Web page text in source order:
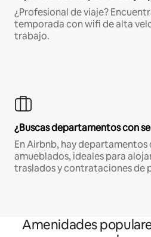
¿Profesional de viaje?
temporada con wifi de alta
trabajo.
¿Buscas departamentos con
En Airbnb, hay
amueblados, ideales para
traslados y contrataciones de
Amenidades